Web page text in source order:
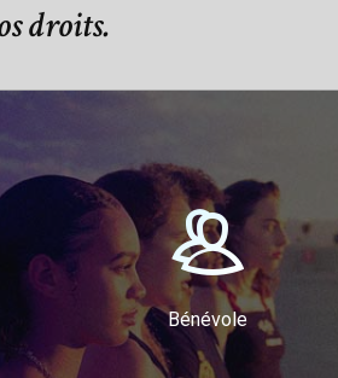
droits.
Bénévole
Participez et rejoignez
la cause
Volontaires juridiques
Volontaires pour l’engagement
du public